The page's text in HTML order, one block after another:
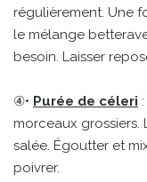
régulièrement. Une
le mélange
besoin. Laisser
④• Purée de céleri
morceaux grossiers.
salée. Égoutter et
poivrer.